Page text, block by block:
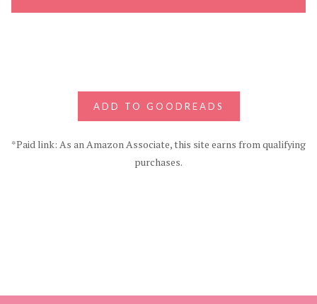
ADD TO GOODREADS
*Paid link: As an Amazon Associate, this site earns from qualifying
purchases.